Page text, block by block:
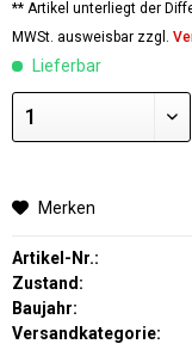
** Artikel unterliegt der
MWSt. ausweisbar zzgl.
Lieferbar
Merken
Artikel-Nr.:
Zustand:
Baujahr:
Versandkategorie: